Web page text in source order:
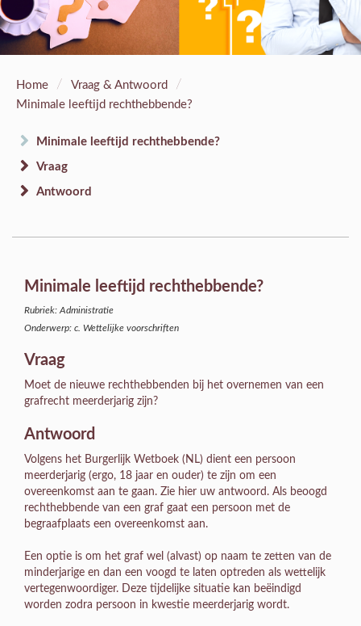
Home / Vraag & Antwoord /
Minimale leeftijd rechthebbende?
Minimale leeftijd rechthebbende?
Vraag
Antwoord
Minimale leeftijd rechthebbende?
Rubriek: Administratie
Onderwerp: c. Wettelijke voorschriften
Vraag
Moet de nieuwe rechthebbenden bij het overnemen van een
grafrecht meerderjarig zijn?
Antwoord
Volgens het Burgerlijk Wetboek (NL) dient een persoon
meerderjarig (ergo, 18 jaar en ouder) te zijn om een
overeenkomst aan te gaan. Zie hier uw antwoord. Als beoogd
rechthebbende van een graf gaat een persoon met de
begraafplaats een overeenkomst aan.
Een optie is om het graf wel (alvast) op naam te zetten van de
minderjarige en dan een voogd te laten optreden als wettelijk
vertegenwoordiger. Deze tijdelijke situatie kan beëindigd
worden zodra persoon in kwestie meerderjarig wordt.